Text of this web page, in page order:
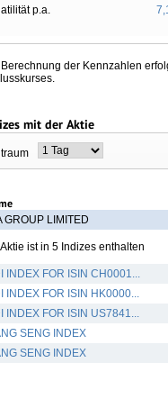
p.a.
der Kennzahlen
mit der Aktie
GROUP LIMITED
ist in 5 Indizes enthalten
INDEX FOR ISIN CH0001...
INDEX FOR ISIN HK0000...
INDEX FOR ISIN US7841...
SENG INDEX
SENG INDEX